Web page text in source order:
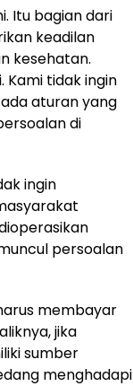
Itu bagian dari
keadilan
kesehatan.
Kami tidak ingin
aturan yang
di
ingin
persoalan
membayar
jika
sumber
menghadapi